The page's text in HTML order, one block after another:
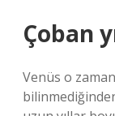
Çoban
Venüs o